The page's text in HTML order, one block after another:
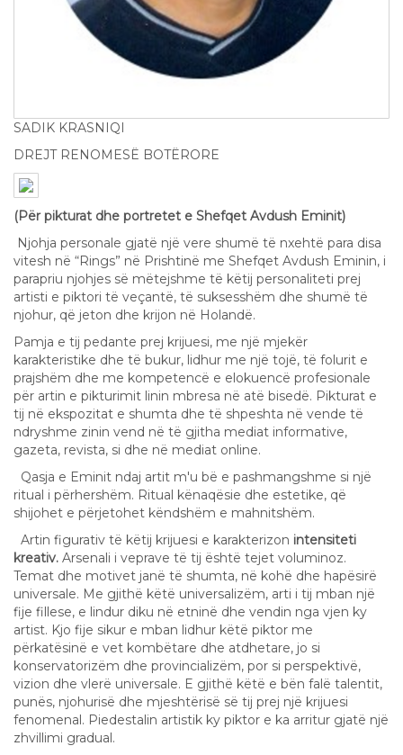
SADIK KRASNIQI
DREJT RENOMESË BOTËRORE
(Për pikturat dhe portretet e Shefqet Avdush Eminit)
Njohja personale gjatë një vere shumë të nxehtë para disa
vitesh në “Rings” në Prishtinë me Shefqet Avdush Eminin, i
parapriu njohjes së mëtejshme të këtij personaliteti prej
artisti e piktori të veçantë, të suksesshëm dhe shumë të
njohur, që jeton dhe krijon në Holandë.
Pamja e tij pedante prej krijuesi, me një mjekër
karakteristike dhe të bukur, lidhur me një tojë, të folurit e
prajshëm dhe me kompetencë e elokuencë profesionale
për artin e pikturimit linin mbresa në atë bisedë. Pikturat e
tij në ekspozitat e shumta dhe të shpeshta në vende të
ndryshme zinin vend në të gjitha mediat informative,
gazeta, revista, si dhe në mediat online.
Qasja e Eminit ndaj artit m'u bë e pashmangshme si një
ritual i përhershëm. Ritual kënaqësie dhe estetike, që
shijohet e përjetohet këndshëm e mahnitshëm.
Artin figurativ të këtij krijuesi e karakterizon intensiteti
kreativ. Arsenali i veprave të tij është tejet voluminoz.
Temat dhe motivet janë të shumta, në kohë dhe hapësirë
universale. Me gjithë këtë universalizëm, arti i tij mban një
fije fillese, e lindur diku në etninë dhe vendin nga vjen ky
artist. Kjo fije sikur e mban lidhur këtë piktor me
përkatësinë e vet kombëtare dhe atdhetare, jo si
konservatorizëm dhe provincializëm, por si perspektivë,
vizion dhe vlerë universale. E gjithë këtë e bën falë talentit,
punës, njohurisë dhe mjeshtërisë së tij prej një krijuesi
fenomenal. Piedestalin artistik ky piktor e ka arritur gjatë një
zhvillimi gradual.